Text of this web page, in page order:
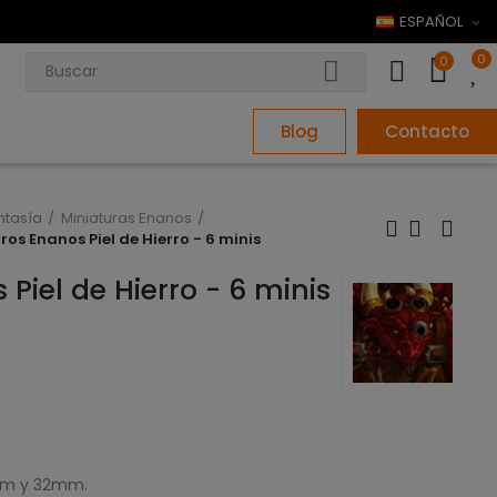
ESPAÑOL
0 0
Blog Contacto
Miniaturas Enanos
Enanos Piel de Hierro - 6 minis
Piel de Hierro - 6 minis
y 32mm.